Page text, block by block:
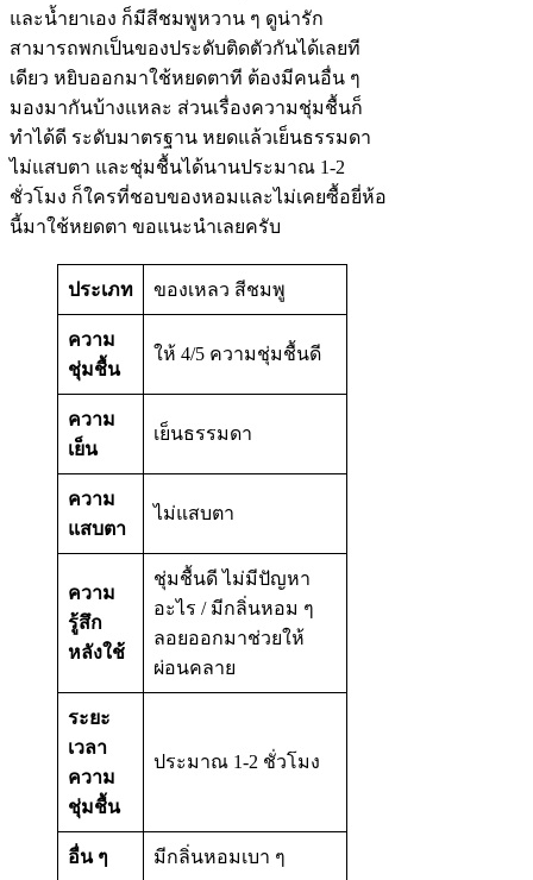
และน้ำยาเอง ก็มีสีชมพูหวาน ๆ ดูน่ารัก
สามารถพกเป็นของประดับติดตัวกันได้เลยที
เดียว หยิบออกมาใช้หยดตาที ต้องมีคนอื่น ๆ
มองมากันบ้างแหละ ส่วนเรื่องความชุ่มชื้นก็
ทำได้ดี ระดับมาตรฐาน หยดแล้วเย็นธรรมดา
ไม่แสบตา และชุ่มชื้นได้นานประมาณ​ 1-2
ชั่วโมง ก็ใครที่ชอบของหอมและไม่เคยซื้อยี่ห้อ
นี้มาใช้หยดตา ขอแนะนำเลยครับ
ประเภท ของเหลว สีชมพู
ความ
ชุ่มชื้น
ให้ 4/5 ความชุ่มชื้นดี
ความ
เย็น
เย็นธรรมดา
ความ
แสบตา
ไม่แสบตา
ความ
รู้สึก
หลังใช้
ชุ่มชื้นดี ไม่มีปัญหา
อะไร / มีกลิ่นหอม ๆ
ลอยออกมาช่วยให้
ผ่อนคลาย
ระยะ
เวลา
ความ
ชุ่มชื้น
ประมาณ 1-2 ชั่วโมง
อื่น ๆ มีกลิ่นหอมเบา ๆ